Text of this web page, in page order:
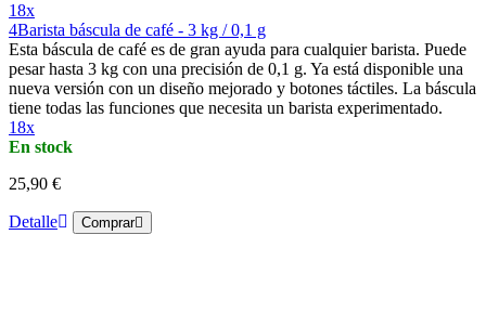
18x
4Barista báscula de café - 3 kg / 0,1 g
Esta báscula de café es de gran ayuda para cualquier barista. Puede
pesar hasta 3 kg con una precisión de 0,1 g. Ya está disponible una
nueva versión con un diseño mejorado y botones táctiles. La báscula
tiene todas las funciones que necesita un barista experimentado.
18x
En stock
25,90 €
Detalle Comprar